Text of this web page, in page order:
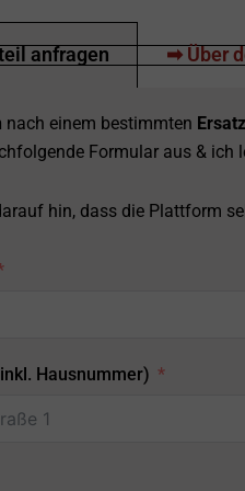
anfragen ➡ Über
nach einem bestimmten
Formular aus & ich
hin, dass die Plattform
Hausnummer)